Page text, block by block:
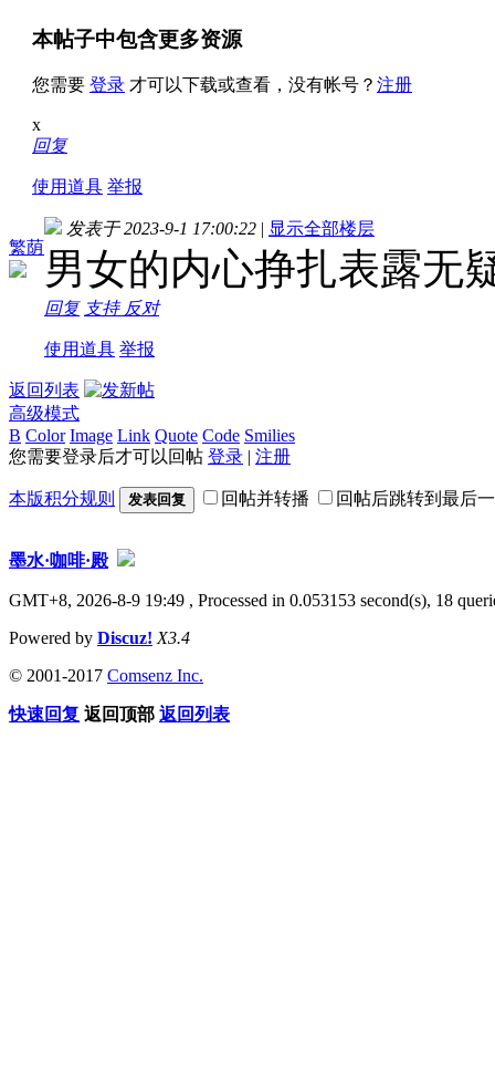
本帖子中包含更多资源
您需要 登录 才可以下载或查看，没有帐号？ 注册
x
回复
使用道具 举报
繁荫
发表于 2023-9-1 17:00:22 | 显示全部楼层
男女的内心挣扎表露无
回复 支持 反对
使用道具 举报
返回列表
高级模式
B Color Image Link Quote Code Smilies
您需要登录后才可以回帖 登录 | 注册
本版积分规则 发表回复 回帖并转播 回帖后跳转到最后
墨水·咖啡·殿
GMT+8, 2026-8-9 19:49 , Processed in 0.053153 second(s), 18
Powered by Discuz! X3.4
© 2001-2017 Comsenz Inc.
快速回复 返回顶部 返回列表